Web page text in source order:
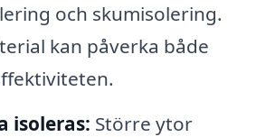
och skumisolering.
kan påverka både
isoleras: Större ytor